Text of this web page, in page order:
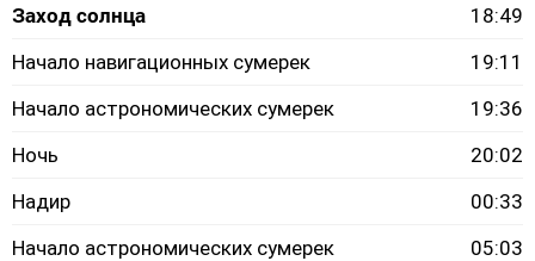
Заход солнца
18:49
Начало навигационных сумерек
19:11
Начало астрономических сумерек
19:36
Ночь
20:02
Надир
00:33
Начало астрономических сумерек
05:03